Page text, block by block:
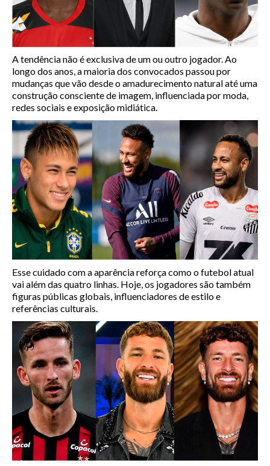
A tendência não é exclusiva de um ou outro jogador. Ao
longo dos anos, a maioria dos convocados passou por
mudanças que vão desde o amadurecimento natural até uma
construção consciente de imagem, influenciada por moda,
redes sociais e exposição midiática.
Esse cuidado com a aparência reforça como o futebol atual
vai além das quatro linhas. Hoje, os jogadores são também
figuras públicas globais, influenciadores de estilo e
referências culturais.